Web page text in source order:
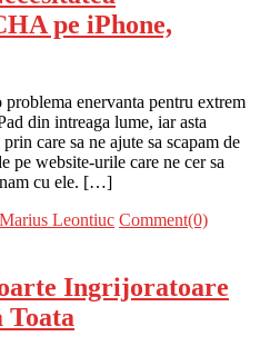
pe iPhone,
enervanta pentru extrem
din intreaga lume, iar asta
care sa ne ajute sa scapam de
website-urile care ne cer sa
cu ele. […]
Marius Leontiuc Comment(0)
Ingrijoratoare
Toata